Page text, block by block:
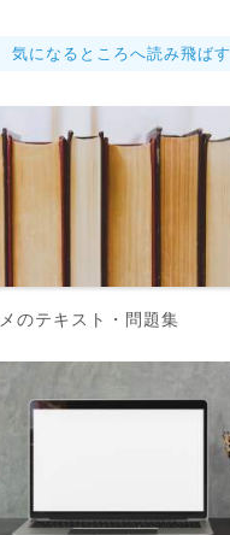
気になるところへ読み飛ばす
のテキスト・問題集